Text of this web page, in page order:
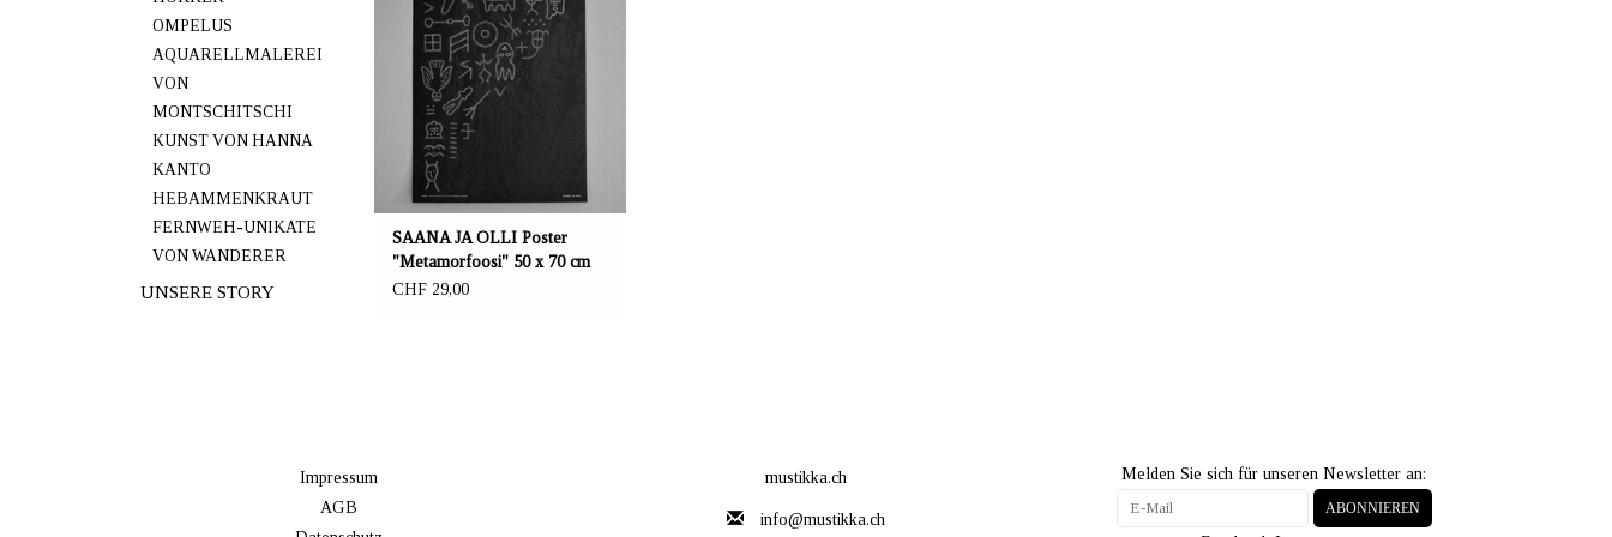
OMPELUS
AQUARELLMALEREI
VON
MONTSCHITSCHI
KUNST VON HANNA
KANTO
HEBAMMENKRAUT
FERNWEH-UNIKATE
VON WANDERER
UNSERE STORY
Poster "Metamorfoosi" der finnischen
Marke SAANA JA OLLI. Mit
professionellem Stolz auf 180 g/m²
Papier in Kaarina, Finnland, gedruckt.
Grösse 50 x 70 cm.
SAANA JA OLLI Poster
"Metamorfoosi" 50 x 70 cm
CHF 29,00
Impressum
AGB
mustikka.ch
info@mustikka.ch
Melden Sie sich für unseren Newsletter an:
ABONNIEREN